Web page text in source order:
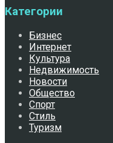
Категории
Бизнес
Интернет
Культура
Недвижимость
Новости
Общество
Спорт
Стиль
Туризм